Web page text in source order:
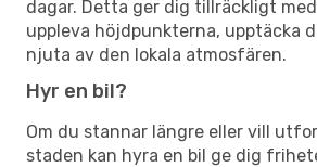
dagar. Detta ger dig tillräckligt
uppleva höjdpunkterna, upptäcka
njuta av den lokala atmosfären.
Hyr en bil?
Om du stannar längre eller vill
staden kan hyra en bil ge dig